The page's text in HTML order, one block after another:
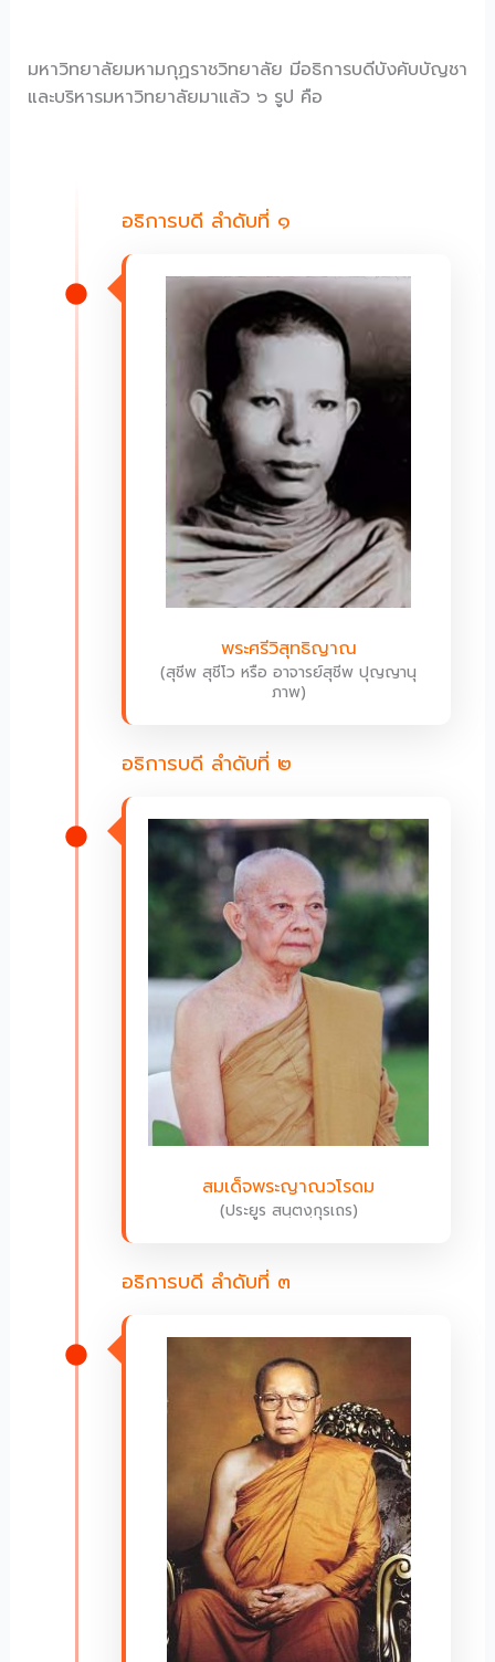
มหาวิทยาลัยมหามกุฏราชวิทยาลัย มีอธิการบดีบังคับบัญชา
และบริหารมหาวิทยาลัยมาแล้ว ๖ รูป คือ
อธิการบดี ลำดับที่ ๑
พระศรีวิสุทธิญาณ
(สุชีพ สุชีโว หรือ อาจารย์สุชีพ ปุญญานุ
ภาพ)
อธิการบดี ลำดับที่ ๒
สมเด็จพระญาณวโรดม
(ประยูร สนฺตงฺกุรเถร)
อธิการบดี ลำดับที่ ๓